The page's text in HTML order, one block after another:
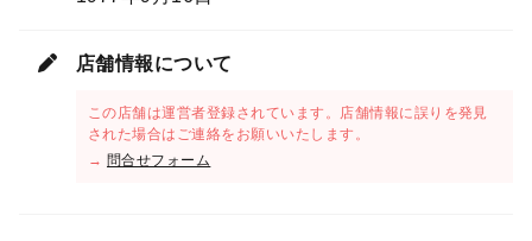
店舗情報について
この店舗は運営者登録されています。店舗情報に誤りを発見
された場合はご連絡をお願いいたします。
→ 問合せフォーム